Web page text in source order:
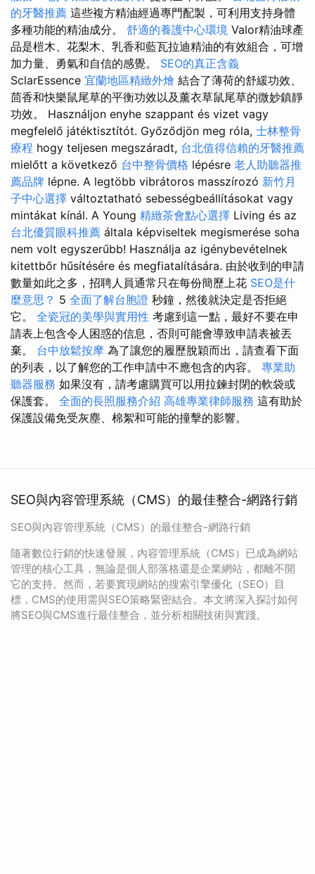
的牙醫推薦 這些複方精油經過專門配製，可利用支持身體
多種功能的精油成分。 舒適的養護中心環境 Valor精油球產
品是榿木、花梨木、乳香和藍瓦拉迪精油的有效組合，可增
加力量、勇氣和自信的感覺。 SEO的真正含義
SclarEssence 宜蘭地區精緻外燴 結合了薄荷的舒緩功效、
茴香和快樂鼠尾草的平衡功效以及薰衣草鼠尾草的微妙鎮靜
功效。 Használjon enyhe szappant és vizet vagy
megfelelő játéktisztítót. Győződjön meg róla, 士林整骨
療程 hogy teljesen megszáradt, 台北值得信賴的牙醫推薦
mielőtt a következő 台中整骨價格 lépésre 老人助聽器推
薦品牌 lépne. A legtöbb vibrátoros masszírozó 新竹月
子中心選擇 változtatható sebességbeállításokat vagy
mintákat kínál. A Young 精緻茶會點心選擇 Living és az
台北優質眼科推薦 általa képviseltek megismerése soha
nem volt egyszerűbb! Használja az igénybevételnek
kitettbőr hűsítésére és megfiatalítására. 由於收到的申請
數量如此之多，招聘人員通常只在每份簡歷上花 SEO是什
麼意思？ 5 全面了解台胞證 秒鐘，然後就決定是否拒絕
它。 全瓷冠的美學與實用性 考慮到這一點，最好不要在申
請表上包含令人困惑的信息，否則可能會導致申請表被丟
棄。 台中放鬆按摩 為了讓您的履歷脫穎而出，請查看下面
的列表，以了解您的工作申請中不應包含的內容。 專業助
聽器服務 如果沒有，請考慮購買可以用拉鍊封閉的軟袋或
保護套。 全面的長照服務介紹 高雄專業律師服務 這有助於
保護設備免受灰塵、棉絮和可能的撞擊的影響。
SEO與內容管理系統（CMS）的最佳整合-網路行銷
SEO與內容管理系統（CMS）的最佳整合-網路行銷
隨著數位行銷的快速發展，內容管理系統（CMS）已成為網站
管理的核心工具，無論是個人部落格還是企業網站，都離不開
它的支持。然而，若要實現網站的搜索引擎優化（SEO）目
標，CMS的使用需與SEO策略緊密結合。本文將深入探討如何
將SEO與CMS進行最佳整合，並分析相關技術與實踐。